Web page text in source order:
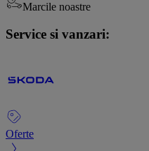
Marcile noastre
Service si vanzari:
Oferte